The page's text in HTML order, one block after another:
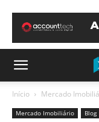
Início Mercado
Mercado Imobiliário Blog